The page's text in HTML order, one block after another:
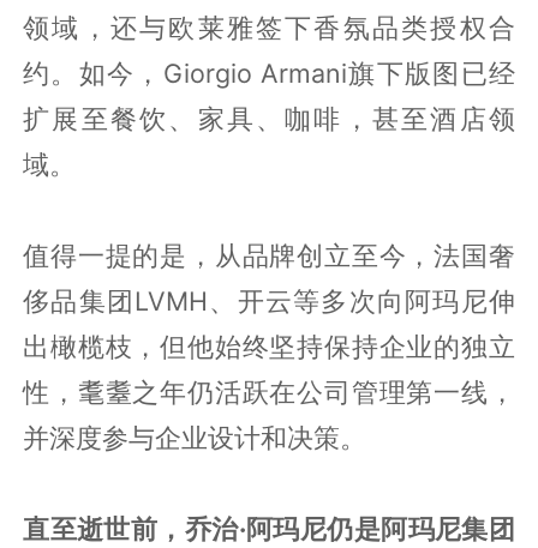
领域，还与欧莱雅签下香氛品类授权合
约。如今，Giorgio Armani旗下版图已经
扩展至餐饮、家具、咖啡，甚至酒店领
域。
值得一提的是，从品牌创立至今，法国奢
侈品集团LVMH、开云等多次向阿玛尼伸
出橄榄枝，但他始终坚持保持企业的独立
性，耄耋之年仍活跃在公司管理第一线，
并深度参与企业设计和决策。
直至逝世前，乔治·阿玛尼仍是阿玛尼集团